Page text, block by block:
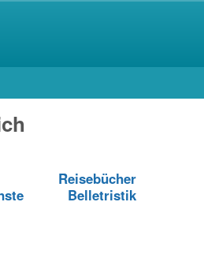
Reisebücher
Belletristik